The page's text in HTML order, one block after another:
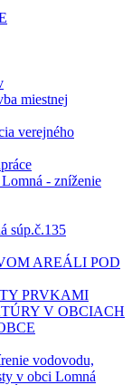
miestnej
verejného
- zníženie
súp.č.135
AREÁLI POD
PRVKAMI
V OBCIACH
vodovodu,
v obci Lomná